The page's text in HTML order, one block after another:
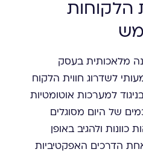
הלקוחות
מלאכותית בעסק
לשדרוג חווית הלקוח
למערכות אוטומטיות
של היום מסוגלים
ולהגיב באופן
הדרכים האפקטיביות